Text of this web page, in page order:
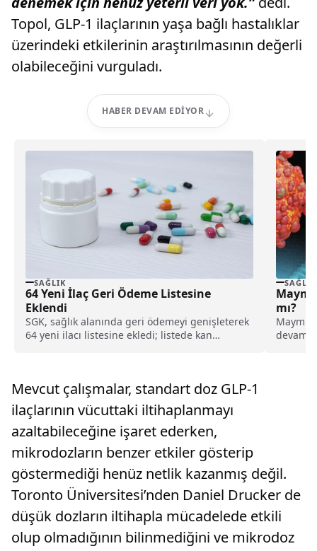
Topol, GLP-1 ilaçlarının yaşa bağlı hastalıklar
üzerindeki etkilerinin araştırılmasının değerli
olabileceğini vurguladı.
HABER DEVAM EDIYOR
SAĞLIK
64 Yeni İlaç Geri Ödeme Listesine
Eklendi
SGK, sağlık alanında geri ödemeyi genişleterek
64 yeni ilacı listesine ekledi; listede kan
SAĞLIK
mı?
devam
Mevcut çalışmalar, standart doz GLP-1
ilaçlarının vücuttaki iltihaplanmayı
azaltabileceğine işaret ederken,
mikrodozların benzer etkiler gösterip
göstermediği henüz netlik kazanmış değil.
Toronto Üniversitesi’nden Daniel Drucker de
düşük dozların iltihapla mücadelede etkili
olup olmadığının bilinmediğini ve mikrodoz